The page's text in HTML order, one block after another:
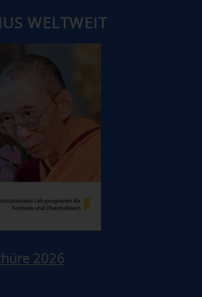
WELTWEIT
2026